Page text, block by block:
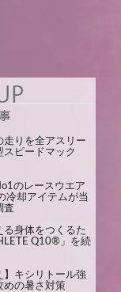
走りを全アスリー
スピードマック
のレースウエア
冷却アイテムが当
査
る身体をつくるた
Q10®」を続
】キシリトール強
めの暑さ対策